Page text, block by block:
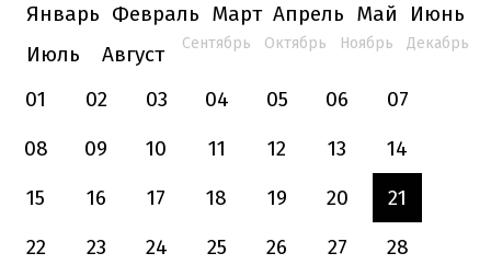
Январь Февраль Март Апрель Май
Июнь
Июль
Август Сентябрь Октябрь Ноябрь Декабрь
01 02 03 04 05 06
07
08
09 10 11 12 13
14
15
16 17 18 19 20
21
22
23 24 25 26 27
28